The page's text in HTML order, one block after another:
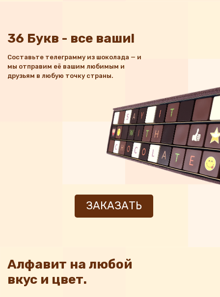
36 Букв - все ваши!
Составьте телеграмму из шоколада — и
мы отправим её вашим любимым и
друзьям в любую точку страны.
ЗАКАЗАТЬ
Алфавит на любой
вкус и цвет.